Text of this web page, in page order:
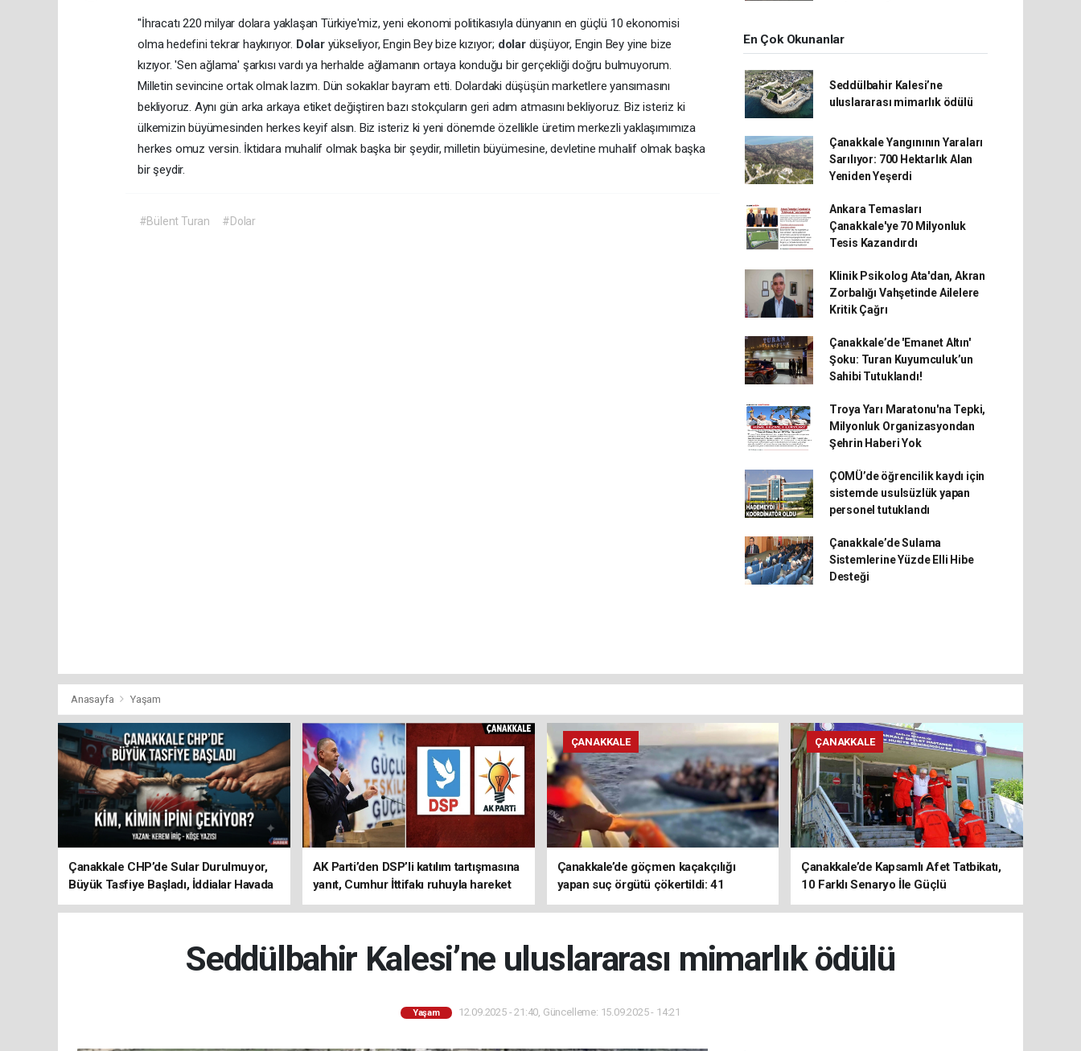
"İhracatı 220 milyar dolara yaklaşan Türkiye'miz, yeni ekonomi politikasıyla dünyanın en güçlü 10 ekonomisi
olma hedefini tekrar haykırıyor. Dolar yükseliyor, Engin Bey bize kızıyor; dolar düşüyor, Engin Bey yine bize
kızıyor. 'Sen ağlama' şarkısı vardı ya herhalde ağlamanın ortaya konduğu bir gerçekliği doğru bulmuyorum.
Milletin sevincine ortak olmak lazım. Dün sokaklar bayram etti. Dolardaki düşüşün marketlere yansımasını
bekliyoruz. Aynı gün arka arkaya etiket değiştiren bazı stokçuların geri adım atmasını bekliyoruz. Biz isteriz ki
ülkemizin büyümesinden herkes keyif alsın. Biz isteriz ki yeni dönemde özellikle üretim merkezli yaklaşımımıza
herkes omuz versin. İktidara muhalif olmak başka bir şeydir, milletin büyümesine, devletine muhalif olmak başka
bir şeydir.
#Bülent Turan #Dolar
En Çok Okunanlar
Seddülbahir Kalesi’ne
uluslararası mimarlık ödülü
Çanakkale Yangınının Yaraları
Sarılıyor: 700 Hektarlık Alan
Yeniden Yeşerdi
Ankara Temasları
Çanakkale'ye 70 Milyonluk
Tesis Kazandırdı
Klinik Psikolog Ata'dan, Akran
Zorbalığı Vahşetinde Ailelere
Kritik Çağrı
Çanakkale’de 'Emanet Altın'
Şoku: Turan Kuyumculuk’un
Sahibi Tutuklandı!
Troya Yarı Maratonu'na Tepki,
Milyonluk Organizasyondan
Şehrin Haberi Yok
ÇOMÜ’de öğrencilik kaydı için
sistemde usulsüzlük yapan
personel tutuklandı
Çanakkale’de Sulama
Sistemlerine Yüzde Elli Hibe
Desteği
Anasayfa Yaşam
Çanakkale CHP’de Sular Durulmuyor,
Büyük Tasfiye Başladı, İddialar Havada
Uçuşuyor
AK Parti’den DSP’li katılım tartışmasına
yanıt, Cumhur İttifakı ruhuyla hareket
ediyoruz
ÇANAKKALE
Çanakkale’de göçmen kaçakçılığı
yapan suç örgütü çökertildi: 41
tutuklama
ÇANAKKALE
Çanakkale’de Kapsamlı Afet Tatbikatı,
10 Farklı Senaryo İle Güçlü
Koordinasyon
Seddülbahir Kalesi’ne uluslararası mimarlık ödülü
Yaşam 12.09.2025 - 21:40, Güncelleme: 15.09.2025 - 14:21